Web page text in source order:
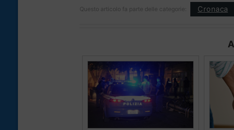
Questo articolo fa parte delle categorie: Cronaca